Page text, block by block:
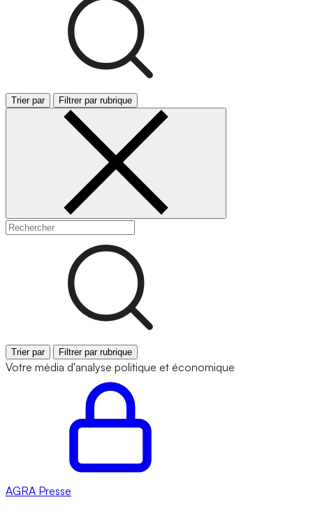
Trier par Filtrer par rubrique
Trier par Filtrer par rubrique
Votre média d'analyse politique et économique
AGRA Presse